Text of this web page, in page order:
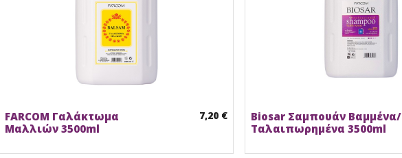
FARCOM Γαλάκτωμα
Μαλλιών 3500ml
7,20 €
Biosar Σαμπουάν Βαμμένα/
Ταλαιπωρημένα 3500ml